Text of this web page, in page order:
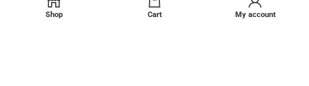
Shop Cart My account